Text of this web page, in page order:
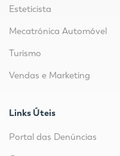
Esteticista
Mecatrónica Automóvel
Turismo
Vendas e Marketing
Links Úteis
Portal das Denúncias